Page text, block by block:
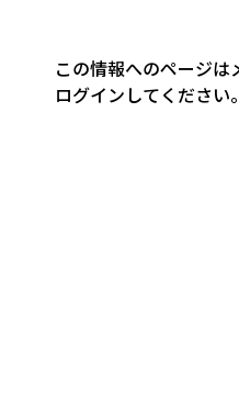
この情報へのページは
ログインしてください。